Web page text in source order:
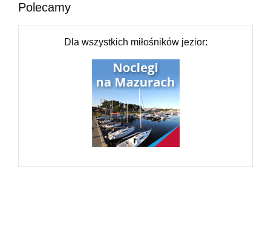
Polecamy
Dla wszystkich miłośników jezior: